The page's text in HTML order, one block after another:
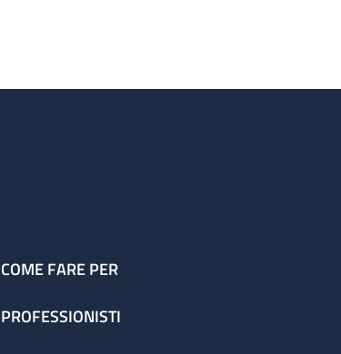
COME FARE PER
PROFESSIONISTI